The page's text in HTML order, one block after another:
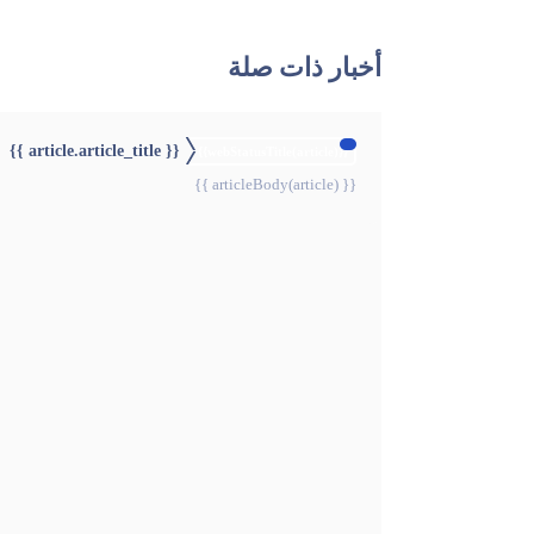
أخبار ذات صلة
{{webStatusTitle(article)}}
{{ article.article_title }}
{{ articleBody(article) }}